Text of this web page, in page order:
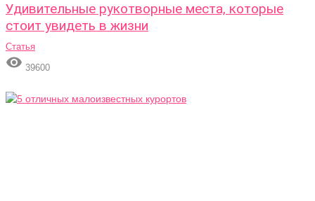
Удивительные рукотворные места, которые
стоит увидеть в жизни
Статья
 39600